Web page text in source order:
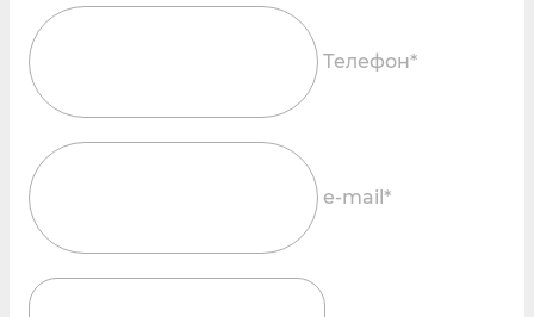
Телефон*
e-mail*